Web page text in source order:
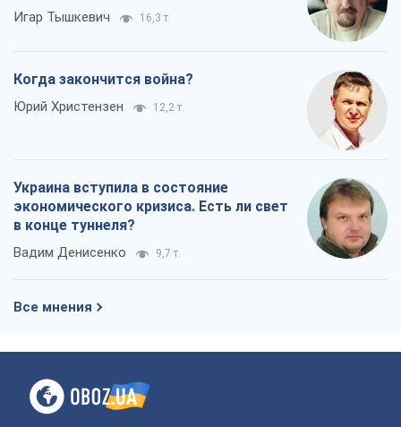
Игар Тышкевич 16,3 т.
Когда закончится война?
Юрий Христензен 12,2 т.
Украина вступила в состояние
экономического кризиса. Есть ли свет
в конце туннеля?
Вадим Денисенко 9,7 т.
Все мнения